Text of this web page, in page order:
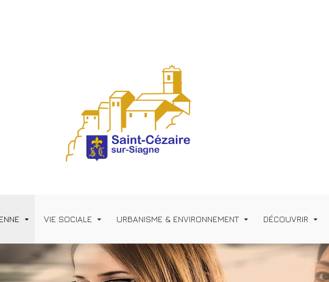
VIE SOCIALE URBANISME & ENVIRONNEMENT DÉCOUVRIR